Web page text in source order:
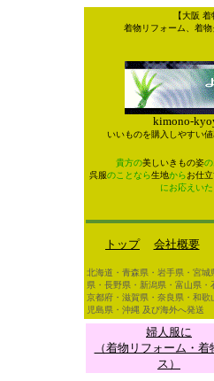
【大阪
着物リフォーム、着
kimono-
いいものを購入しやすい
貴方の美しいきもの姿
呉服のことなら生地からお仕立
にお応えい
トップ 会社概要
北海道・青森県・岩手県・宮
県・長野県・新潟県・富山県・
京都府・滋賀県・奈良県・和
児島県・沖縄 及び海外へ発送
婦人服に
（着物リフォーム・着
ス）